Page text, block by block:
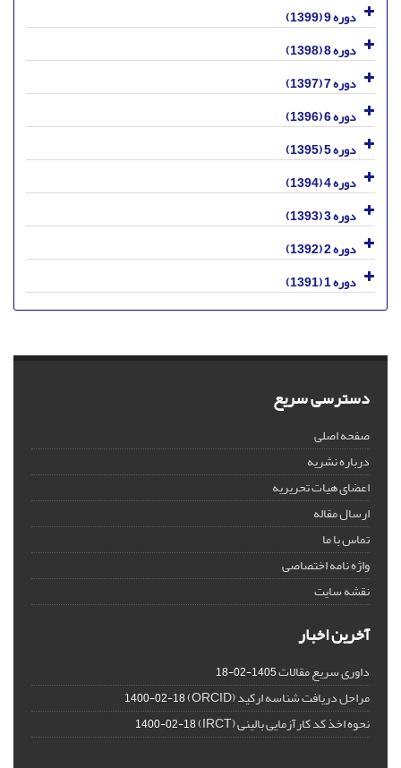
دوره 9 (1399)
دوره 8 (1398)
دوره 7 (1397)
دوره 6 (1396)
دوره 5 (1395)
دوره 4 (1394)
دوره 3 (1393)
دوره 2 (1392)
دوره 1 (1391)
دسترسی سریع
صفحه اصلی
درباره نشریه
اعضای هیات تحریریه
ارسال مقاله
تماس با ما
واژه نامه اختصاصی
نقشه سایت
آخرین اخبار
داوری سریع مقالات1405-02-18
مراحل دریافت شناسه ارکید (ORCID) 1400-02-18
نحوه اخذ کد کارآزمایی بالینی (IRCT) 1400-02-18